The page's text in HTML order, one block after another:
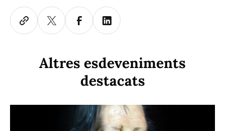
Altres esdeveniments
destacats